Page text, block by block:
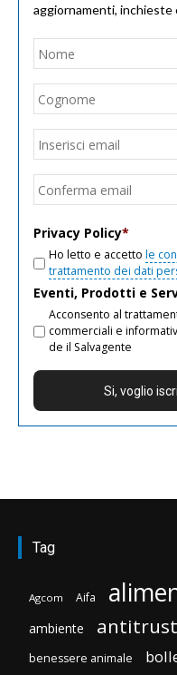
aggiornamenti,
Nome
Email
Privacy Policy*
Ho letto e accetto le
trattamento dei dati
Eventi, Prodotti e
Acconsento al
commerciali e
de il Salvagente
Tag
Agcom Aifa
ambiente antitrust
benessere animale